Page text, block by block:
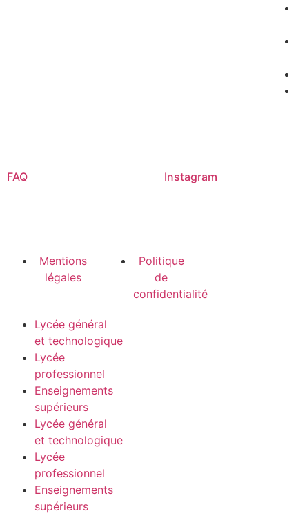
FAQ Instagram
Mentions
légales
Politique
de
confidentialité
Lycée général
et technologique
Lycée
professionnel
Enseignements
supérieurs
Lycée général
et technologique
Lycée
professionnel
Enseignements
supérieurs